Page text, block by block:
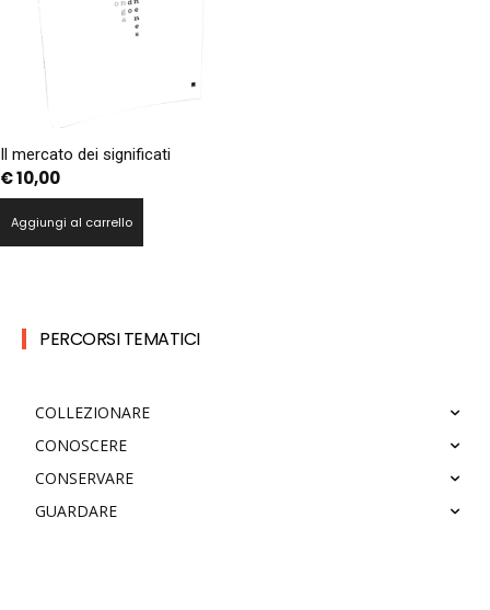
Il mercato dei significati
€10,00
Aggiungi al carrello
PERCORSI TEMATICI
COLLEZIONARE
CONOSCERE
CONSERVARE
GUARDARE